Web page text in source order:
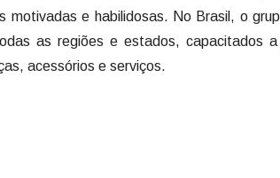
e habilidosas. No Brasil, o
as regiões e estados, capacitados a
acessórios e serviços.